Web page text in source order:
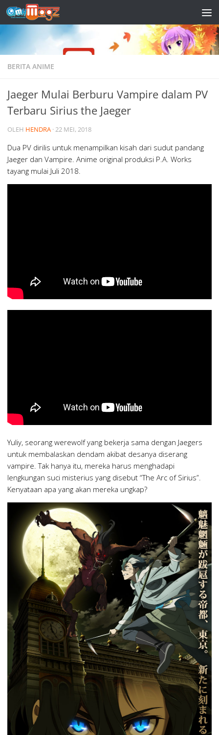
Skip to content
BERITA ANIME
Jaeger Mulai Berburu Vampire dalam PV
Terbaru Sirius the Jaeger
OLEH HENDRA ·22 MEI, 2018
Dua PV dirilis untuk menampilkan kisah dari sudut pandang
Jaeger dan Vampire. Anime original produksi P.A. Works
tayang mulai Juli 2018.
Yuliy, seorang werewolf yang bekerja sama dengan Jaegers
untuk membalaskan dendam akibat desanya diserang
vampire. Tak hanya itu, mereka harus menghadapi
lengkungan suci misterius yang disebut “The Arc of Sirius”.
Kenyataan apa yang akan mereka ungkap?